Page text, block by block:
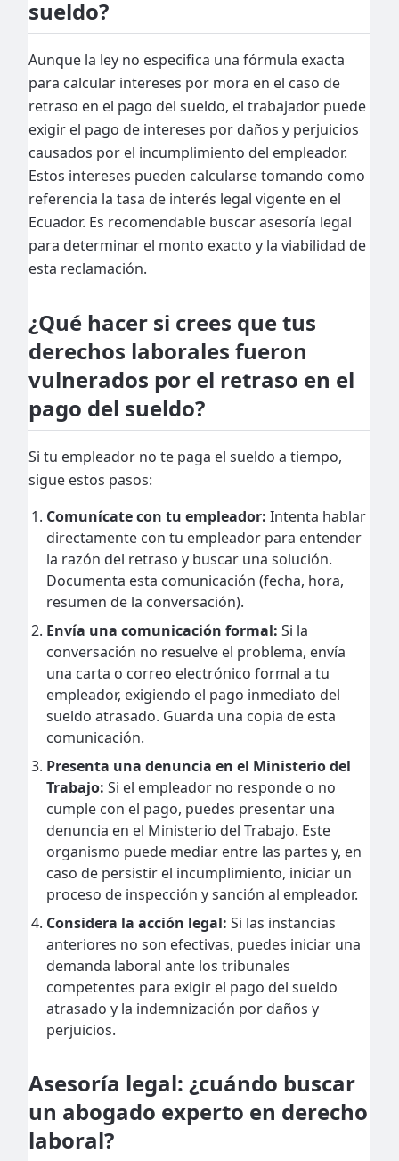
sueldo?
Aunque la ley no especifica una fórmula exacta
para calcular intereses por mora en el caso de
retraso en el pago del sueldo, el trabajador puede
exigir el pago de intereses por daños y perjuicios
causados por el incumplimiento del empleador.
Estos intereses pueden calcularse tomando como
referencia la tasa de interés legal vigente en el
Ecuador. Es recomendable buscar asesoría legal
para determinar el monto exacto y la viabilidad de
esta reclamación.
¿Qué hacer si crees que tus
derechos laborales fueron
vulnerados por el retraso en el
pago del sueldo?
Si tu empleador no te paga el sueldo a tiempo,
sigue estos pasos:
Comunícate con tu empleador: Intenta hablar
directamente con tu empleador para entender
la razón del retraso y buscar una solución.
Documenta esta comunicación (fecha, hora,
resumen de la conversación).
Envía una comunicación formal: Si la
conversación no resuelve el problema, envía
una carta o correo electrónico formal a tu
empleador, exigiendo el pago inmediato del
sueldo atrasado. Guarda una copia de esta
comunicación.
Presenta una denuncia en el Ministerio del
Trabajo: Si el empleador no responde o no
cumple con el pago, puedes presentar una
denuncia en el Ministerio del Trabajo. Este
organismo puede mediar entre las partes y, en
caso de persistir el incumplimiento, iniciar un
proceso de inspección y sanción al empleador.
Considera la acción legal: Si las instancias
anteriores no son efectivas, puedes iniciar una
demanda laboral ante los tribunales
competentes para exigir el pago del sueldo
atrasado y la indemnización por daños y
perjuicios.
Asesoría legal: ¿cuándo buscar
un abogado experto en derecho
laboral?